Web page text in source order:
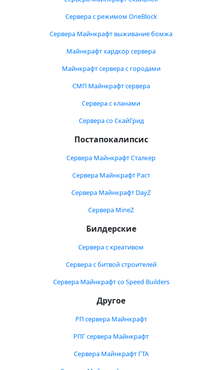
Сервера с режимом OneBlock
Сервера Майнкрафт выживание бомжа
Майнкрафт хардкор сервера
Майнкрафт сервера с городами
СМП Майнкрафт сервера
Сервера с кланами
Сервера со СкайГрид
Постапокалипсис
Сервера Майнкрафт Сталкер
Сервера Майнкрафт Раст
Сервера Майнкрафт DayZ
Сервера MineZ
Билдерские
Сервера с креативом
Сервера с битвой строителей
Сервера Майнкрафт со Speed Builders
Другое
РП сервера Майнкрафт
РПГ сервера Майнкрафт
Сервера Майнкрафт ГТА